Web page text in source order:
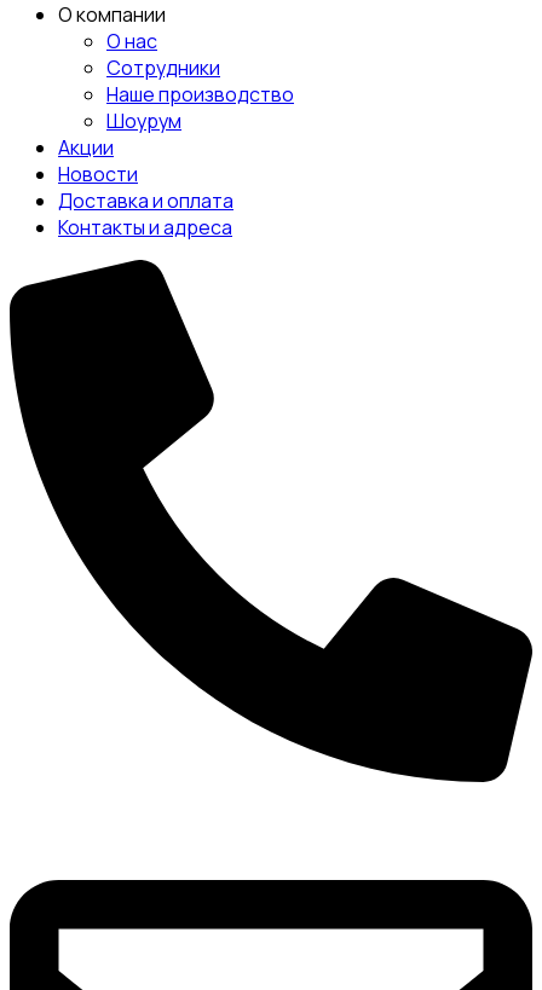
О компании
О нас
Сотрудники
Наше производство
Шоурум
Акции
Новости
Доставка и оплата
Контакты и адреса